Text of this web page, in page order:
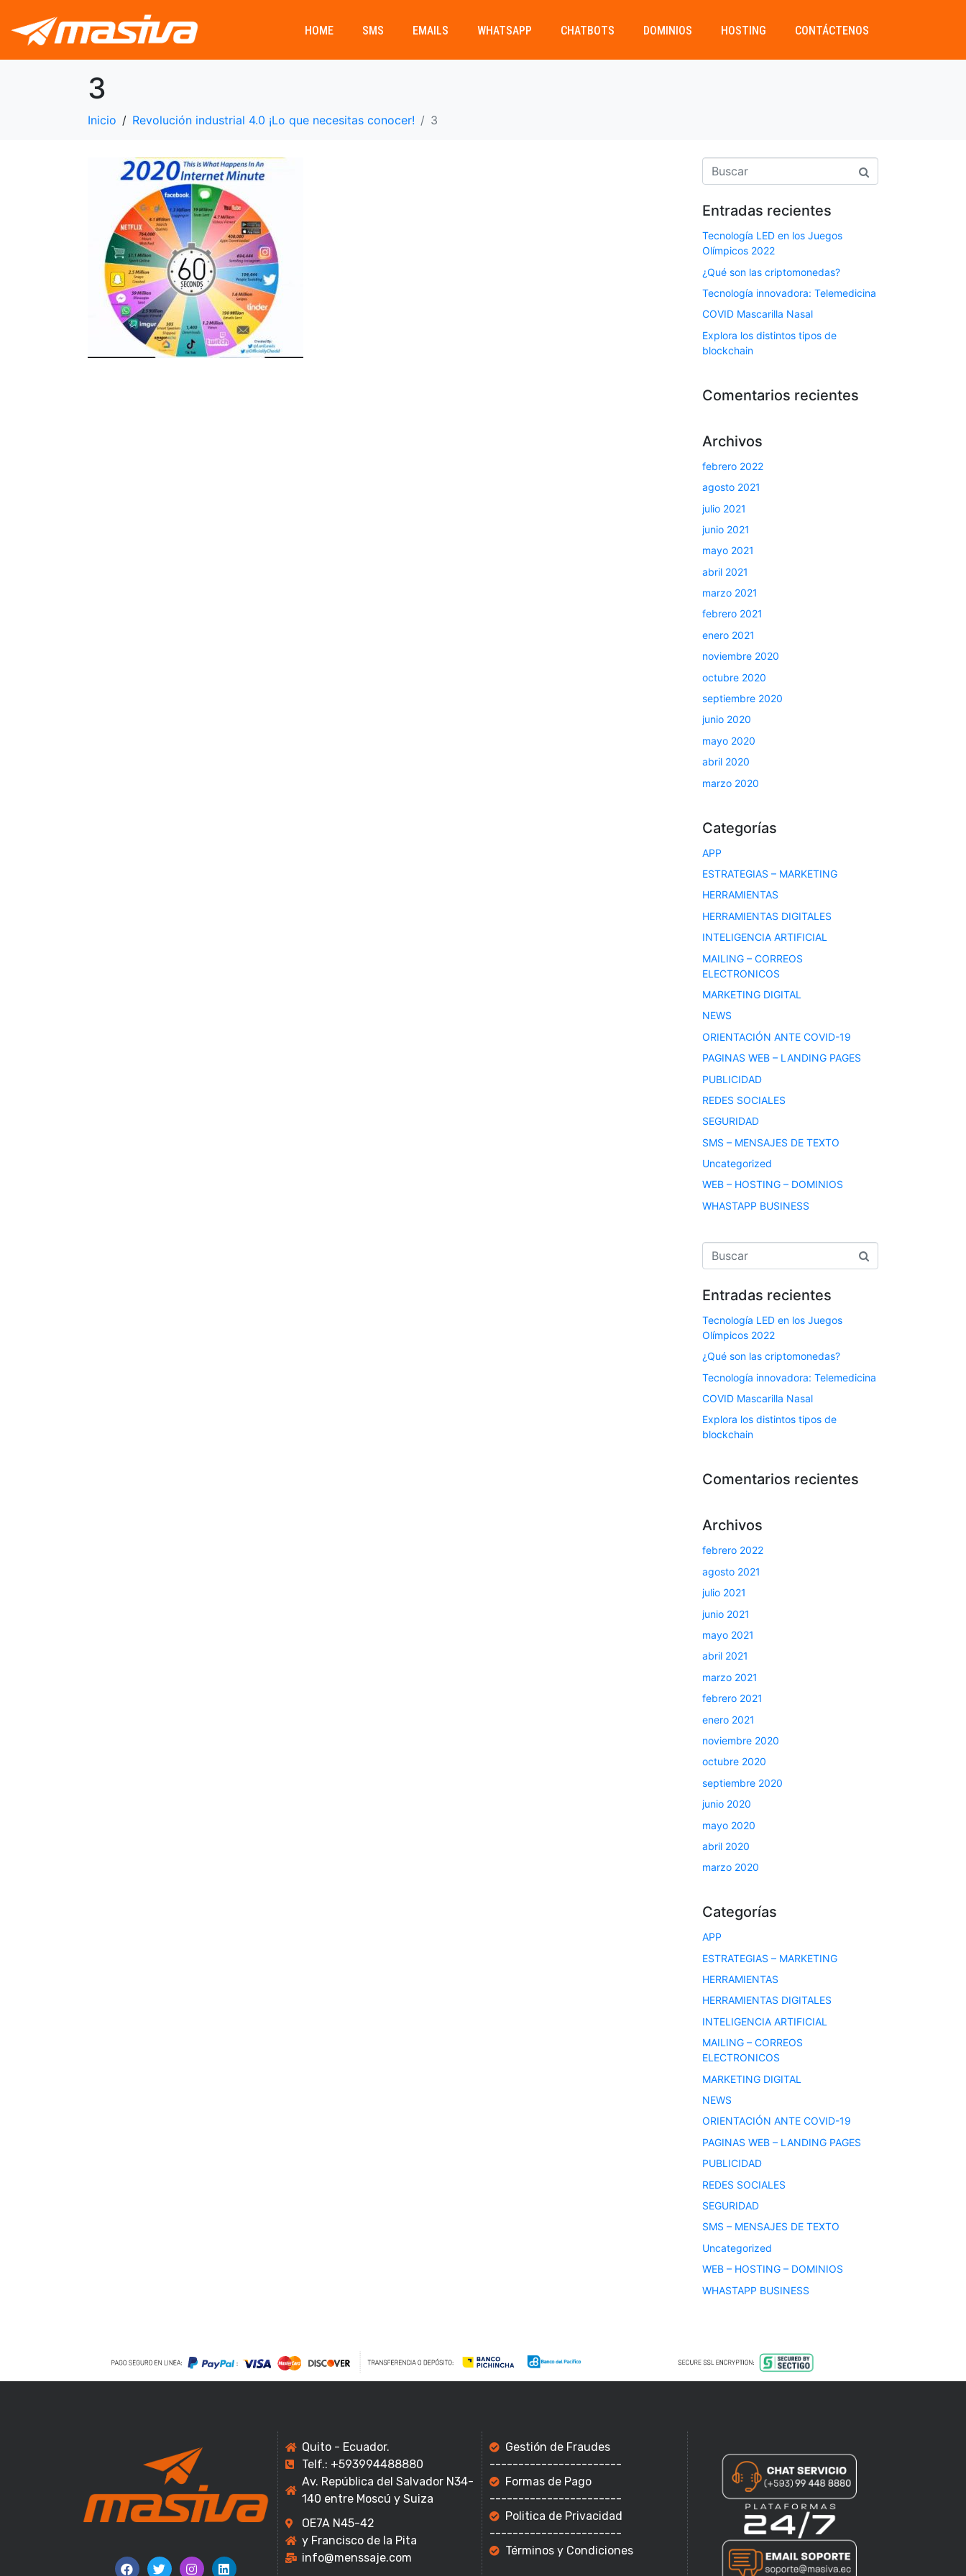
HOME SMS EMAILS WHATSAPP CHATBOTS DOMINIOS HOSTING CONTÁCTENOS
3
Inicio Revolución industrial 4.0 ¡Lo que necesitas conocer! 3
Entradas recientes
Tecnología LED en los Juegos
Olímpicos 2022
¿Qué son las criptomonedas?
Tecnología innovadora: Telemedicina
COVID Mascarilla Nasal
Explora los distintos tipos de
blockchain
Comentarios recientes
Archivos
febrero 2022
agosto 2021
julio 2021
junio 2021
mayo 2021
abril 2021
marzo 2021
febrero 2021
enero 2021
noviembre 2020
octubre 2020
septiembre 2020
junio 2020
mayo 2020
abril 2020
marzo 2020
Categorías
APP
ESTRATEGIAS – MARKETING
HERRAMIENTAS
HERRAMIENTAS DIGITALES
INTELIGENCIA ARTIFICIAL
MAILING – CORREOS
ELECTRONICOS
MARKETING DIGITAL
NEWS
ORIENTACIÓN ANTE COVID-19
PAGINAS WEB – LANDING PAGES
PUBLICIDAD
REDES SOCIALES
SEGURIDAD
SMS – MENSAJES DE TEXTO
Uncategorized
WEB – HOSTING – DOMINIOS
WHASTAPP BUSINESS
Entradas recientes
Tecnología LED en los Juegos
Olímpicos 2022
¿Qué son las criptomonedas?
Tecnología innovadora: Telemedicina
COVID Mascarilla Nasal
Explora los distintos tipos de
blockchain
Comentarios recientes
Archivos
febrero 2022
agosto 2021
julio 2021
junio 2021
mayo 2021
abril 2021
marzo 2021
febrero 2021
enero 2021
noviembre 2020
octubre 2020
septiembre 2020
junio 2020
mayo 2020
abril 2020
marzo 2020
Categorías
APP
ESTRATEGIAS – MARKETING
HERRAMIENTAS
HERRAMIENTAS DIGITALES
INTELIGENCIA ARTIFICIAL
MAILING – CORREOS
ELECTRONICOS
MARKETING DIGITAL
NEWS
ORIENTACIÓN ANTE COVID-19
PAGINAS WEB – LANDING PAGES
PUBLICIDAD
REDES SOCIALES
SEGURIDAD
SMS – MENSAJES DE TEXTO
Uncategorized
WEB – HOSTING – DOMINIOS
WHASTAPP BUSINESS
Quito - Ecuador.
Telf.: +593994488880
Av. República del Salvador N34-
140 entre Moscú y Suiza
OE7A N45-42
y Francisco de la Pita
info@menssaje.com
Gestión de Fraudes
-----------------------
Formas de Pago
-----------------------
Politica de Privacidad
-----------------------
Términos y Condiciones